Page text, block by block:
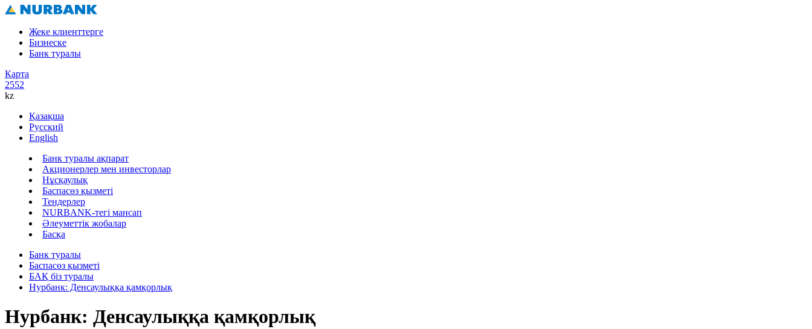
Жеке клиенттерге
Бизнеске
Банк туралы
Карта
2552
kz
Қазақша
Русский
English
Банк туралы ақпарат
Акционерлер мен инвесторлар
Нұсқаулық
Баспасөз қызметі
Тендерлер
NURBANK-тегі мансап
Әлеуметтік жобалар
Басқа
Банк туралы
Баспасөз қызметі
БАҚ біз туралы
Нурбанк: Денсаулыққа қамқорлық
Нурбанк: Денсаулыққа қамқорлық